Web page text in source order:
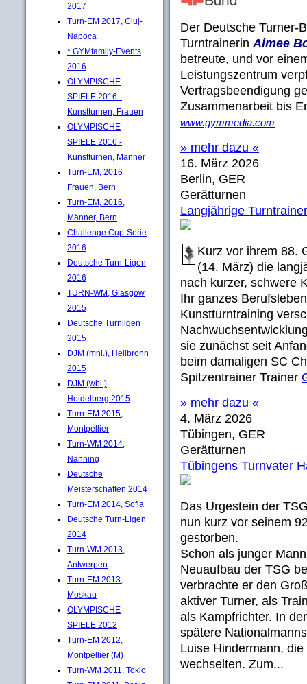
2017
Turn-EM 2017, Cluj-
Napoca
* GYMfamily-Events
2016
OLYMPISCHE
SPIELE 2016 -
Kunstturnen, Frauen
OLYMPISCHE
SPIELE 2016 -
Kunstturnen, Männer
Turn-EM, 2016
Frauen, Bern
Turn-EM, 2016,
Männer, Bern
Challenge Cup-Serie
2016
Deutsche Turn-Ligen
2016
TURN-WM, Glasgow
2015
Deutsche Turnligen
2015
DJM (mnl.), Heilbronn
2015
DJM (wbl.),
Heidelberg 2015
Turn-EM 2015,
Montpellier
Turn-WM 2014,
Nanning
Deutsche
Meisterschaften 2014
Turn-EM 2014, Sofia
Deutsche Turn-Ligen
2014
Turn-WM 2013,
Antwerpen
Turn-EM 2013,
Moskau
OLYMPISCHE
SPIELE 2012
Turn-EM 2012,
Montpellier (M)
Turn-WM 2011, Tokio
Der Deutsche Turner-
TurntrainerinAimee
betreute, und vor
Leistungszentrum
Vertragsbeendigung
Zusammenarbeit bis
www.gymmedia.com
» mehr dazu «
16. März 2026
Berlin, GER
Gerätturnen
Langjährige
Kurz vor ihrem 88.
(14. März) die
nach kurzer, schwere
Ihr ganzes
Kunstturntraining
sie zunächst seit
beim damaligen SC
Spitzentrainer Trainer
» mehr dazu «
4. März 2026
Tübingen, GER
Gerätturnen
Tübingens Turnvater
Das Urgestein der
nun kurz vor seinem
gestorben.
Schon als junger
Neuaufbau der TSG
verbrachte er den
aktiver Turner, als
als Kampfrichter. In
spätere
Luise Hindermann,
wechselten. Zum...